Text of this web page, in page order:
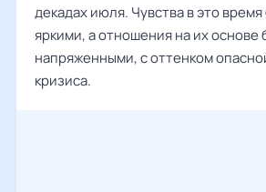
декадах июля. Чувства в это
яркими, а отношения на их основе
напряженными, с оттенком
кризиса.